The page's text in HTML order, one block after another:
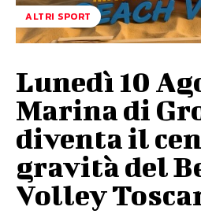
ALTRI SPORT
Lunedì 10
Marina di
diventa il
gravità del
Volley